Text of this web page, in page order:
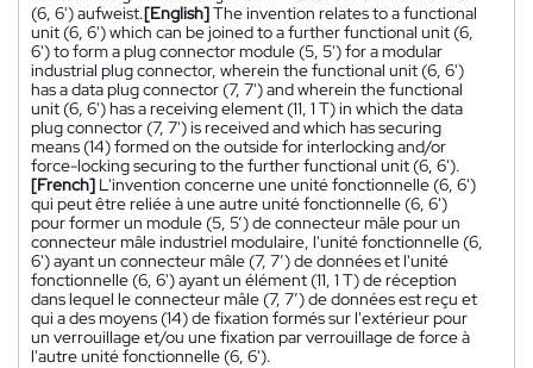
(6, 6') aufweist.[English]The invention relates to a functional
unit (6, 6') which can be joined to a further functional unit (6,
6') to form a plug connector module (5, 5') for a modular
industrial plug connector, wherein the functional unit (6, 6')
has a data plug connector (7, 7') and wherein the functional
unit (6, 6') has a receiving element (11, 1 T) in which the data
plug connector (7, 7') is received and which has securing
means (14) formed on the outside for interlocking and/or
force-locking securing to the further functional unit (6, 6').
[French] L'invention concerne une unité fonctionnelle (6, 6')
qui peut être reliée à une autre unité fonctionnelle (6, 6')
pour former un module (5, 5’) de connecteur mâle pour un
connecteur mâle industriel modulaire, l'unité fonctionnelle (6,
6') ayant un connecteur mâle (7, 7’) de données et l'unité
fonctionnelle (6, 6') ayant un élément (11, 1 T) de réception
dans lequel le connecteur mâle (7, 7’) de données est reçu et
qui a des moyens (14) de fixation formés sur l'extérieur pour
un verrouillage et/ou une fixation par verrouillage de force à
l'autre unité fonctionnelle (6, 6').